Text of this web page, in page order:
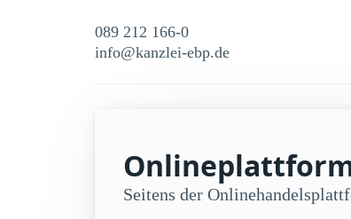
089 212 166-0
info@kanzlei-ebp.de
Seitens der